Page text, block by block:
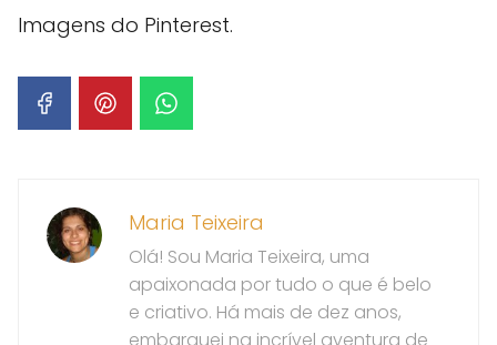
Imagens do Pinterest.
Maria Teixeira
Olá! Sou Maria Teixeira, uma
apaixonada por tudo o que é belo
e criativo. Há mais de dez anos,